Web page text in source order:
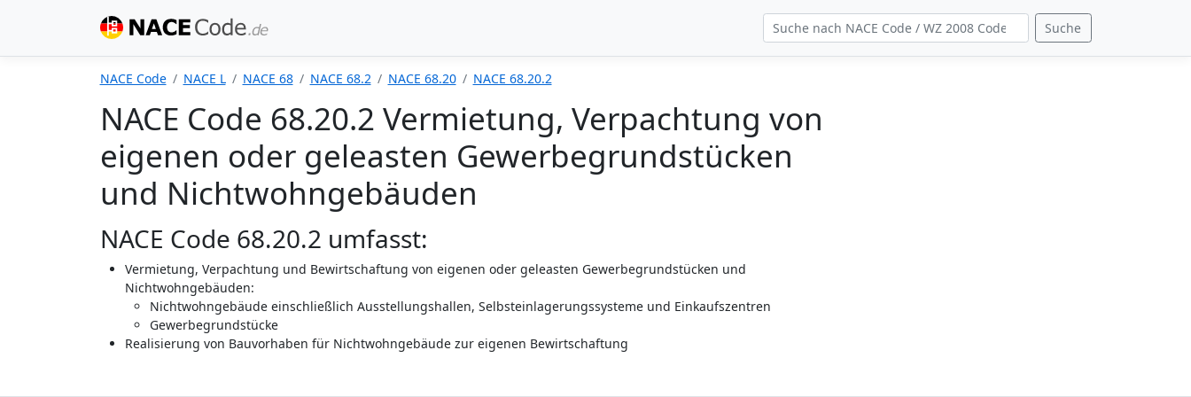
Suche
NACE Code NACE L NACE 68 NACE 68.2 NACE 68.20 NACE 68.20.2
NACE Code 68.20.2 Vermietung, Verpachtung von
eigenen oder geleasten Gewerbegrundstücken
und Nichtwohngebäuden
NACE Code 68.20.2 umfasst:
Vermietung, Verpachtung und Bewirtschaftung von eigenen oder geleasten Gewerbegrundstücken und
Nichtwohngebäuden:
Nichtwohngebäude einschließlich Ausstellungshallen, Selbsteinlagerungssysteme und Einkaufszentren
Gewerbegrundstücke
Realisierung von Bauvorhaben für Nichtwohngebäude zur eigenen Bewirtschaftung